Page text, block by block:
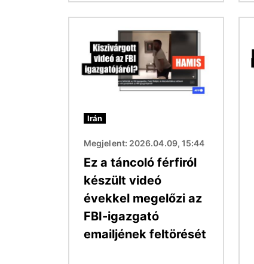
Irán
Megjelent: 2026.04.09, 15:44
Ez a táncoló férfiról
készült videó
évekkel megelőzi az
FBI-igazgató
emailjének feltörését